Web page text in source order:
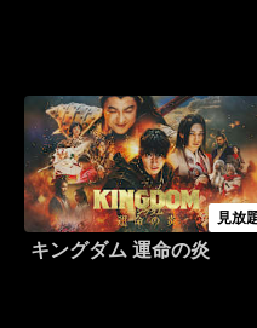
見放
キングダム 運命の炎